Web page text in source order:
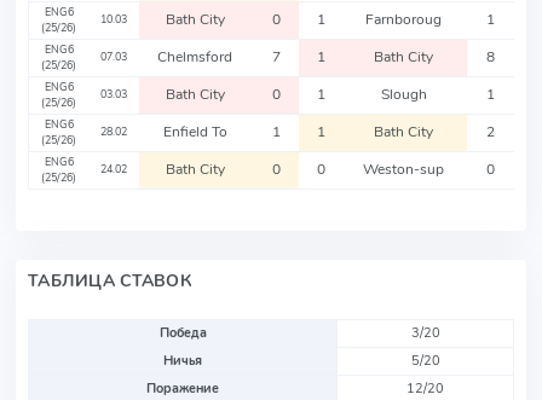
ENG6
(25/26)
10.03 Bath City 0 1 Farnboroug 1
ENG6
(25/26)
07.03 Chelmsford 7 1 Bath City 8
ENG6
(25/26)
03.03 Bath City 0 1 Slough 1
ENG6
(25/26)
28.02 Enfield To 1 1 Bath City 2
ENG6
(25/26)
24.02 Bath City 0 0 Weston-sup 0
ТАБЛИЦА СТАВОК
Победа
3/20
Ничья
5/20
Поражение
12/20